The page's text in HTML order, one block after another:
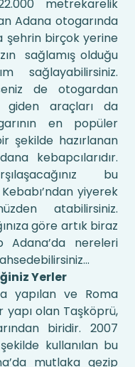
metrekarelik
Adana otogarında
şehrin birçok yerine
sağlamış olduğu
sağlayabilirsiniz.
de otogardan
giden araçları da
en popüler
şekilde hazırlanan
kebapcılarıdır.
bu
yiyerek
atabilirsiniz.
göre artık biraz
Adana’da nereleri
Yerler
yapılan ve Roma
olan Taşköprü,
biridir. 2007
kullanılan bu
mutlaka gezip